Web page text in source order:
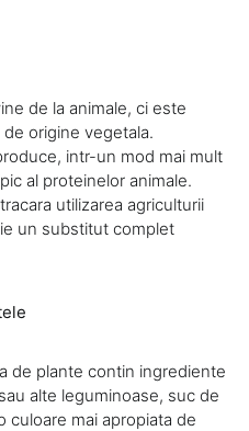
de la animale, ci este
origine vegetala.
intr-un mod mai mult
al proteinelor animale.
utilizarea agriculturii
un substitut complet
de plante contin ingrediente
alte leguminoase, suc de
culoare mai apropiata de